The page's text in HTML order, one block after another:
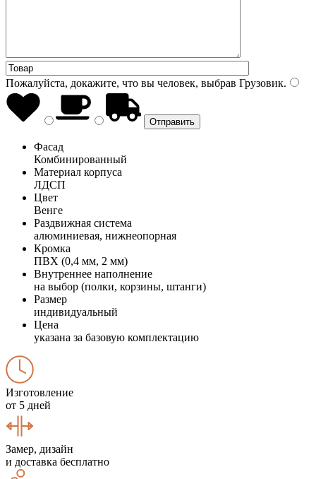
Пожалуйста, докажите, что вы человек, выбрав Грузовик.
Фасад
Комбинированный
Материал корпуса
ЛДСП
Цвет
Венге
Раздвижная система
алюминиевая, нижнеопорная
Кромка
ПВХ (0,4 мм, 2 мм)
Внутреннее наполнение
на выбор (полки, корзины, штанги)
Размер
индивидуальный
Цена
указана за базовую комплектацию
Изготовление
от 5 дней
Замер, дизайн
и доставка бесплатно